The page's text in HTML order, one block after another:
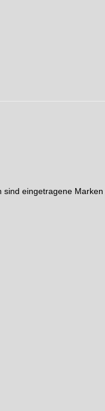
eingetragene